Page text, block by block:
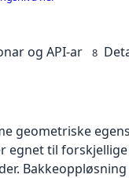
og API-ar 8
geometriske
til
Bakkeoppløsning